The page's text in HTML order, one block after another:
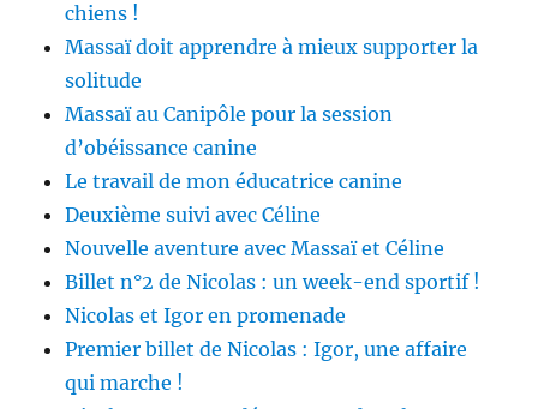
chiens !
Massaï doit apprendre à mieux supporter la
solitude
Massaï au Canipôle pour la session
d’obéissance canine
Le travail de mon éducatrice canine
Deuxième suivi avec Céline
Nouvelle aventure avec Massaï et Céline
Billet n°2 de Nicolas : un week-end sportif !
Nicolas et Igor en promenade
Premier billet de Nicolas : Igor, une affaire
qui marche !